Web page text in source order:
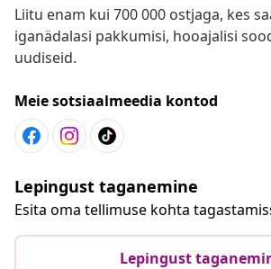
Liitu enam kui 700 000 ostjaga, kes
iganädalasi pakkumisi, hooajalisi
uudiseid.
Meie sotsiaalmeedia kontod
Lepingust taganemine
Esita oma tellimuse kohta
Lepingust